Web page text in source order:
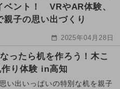
ベント！ VRやAR体験、
親子の思い出づくり
2025年04月28日
ったら机を作ろう！木こ
作り体験 in高知
い出いっぱいの特別な机を親子